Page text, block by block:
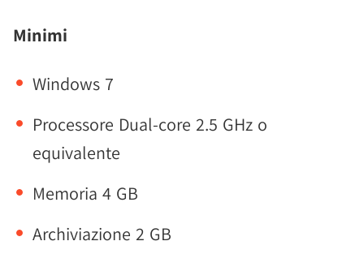
Minimi
Windows 7
Processore Dual-core 2.5 GHz o
equivalente
Memoria 4 GB
Archiviazione 2 GB